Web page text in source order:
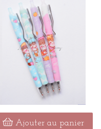
Ajouter au panier